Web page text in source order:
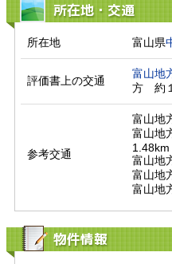
所在地・交通
所在地 富山県
評価書上の交通
富山地
方　約
参考交通
富山地
富山地
1.48km
富山地
富山地
富山地
物件情報